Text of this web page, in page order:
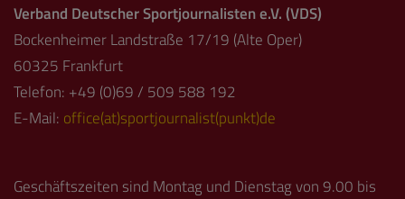
Verband Deutscher Sportjournalisten e.V. (VDS)
Bockenheimer Landstraße 17/19 (Alte Oper)
60325 Frankfurt
Telefon: +49 (0)69 / 509 588 192
E-Mail: office(at)sportjournalist(punkt)de
Geschäftszeiten sind Montag und Dienstag von 9.00 bis